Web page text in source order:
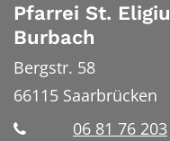
Pfarrei St.
Burbach
Bergstr. 58
66115 Saarbrücken
06 81 76 203